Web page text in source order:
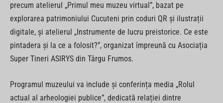
precum atelierul „Primul meu muzeu virtual”, bazat pe
explorarea patrimoniului Cucuteni prin coduri QR și ilustrații
digitale, și atelierul „Instrumente de lucru preistorice. Ce este
pintadera și la ce a folosit?”, organizat împreună cu Asociația
Super Tineri ASIRYS din Târgu Frumos.
Programul muzeului va include și conferința media „Rolul
actual al arheologiei publice”, dedicată relației dintre